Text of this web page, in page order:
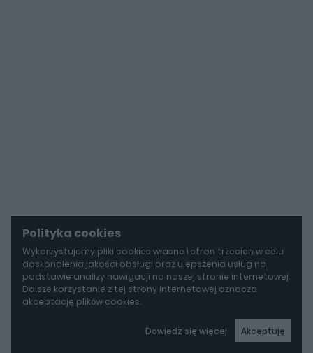
Polityka cookies
Wykorzystujemy pliki cookies własne i stron trzecich w celu
doskonalenia jakości obsługi oraz ulepszenia usług na
podstawie analizy nawigacji na naszej stronie internetowej.
Dalsze korzystanie z tej strony internetowej oznacza
akceptację plików cookies.
Dowiedz się więcej Akceptuję